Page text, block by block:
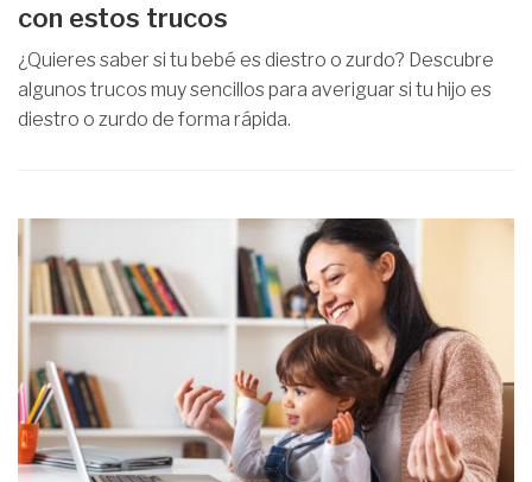
con estos trucos
¿Quieres saber si tu bebé es diestro o zurdo? Descubre
algunos trucos muy sencillos para averiguar si tu hijo es
diestro o zurdo de forma rápida.